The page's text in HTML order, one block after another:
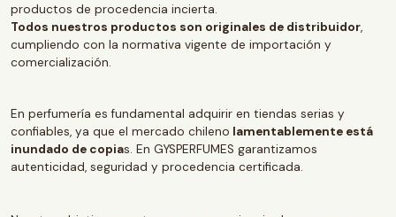
productos de procedencia incierta.
Todos nuestros productos son originales de distribuidor,
cumpliendo con la normativa vigente de importación y
comercialización.
En perfumería es fundamental adquirir en tiendas serias y
confiables, ya que el mercado chileno lamentablemente está
inundado de copias. En GYSPERFUMES garantizamos
autenticidad, seguridad y procedencia certificada.